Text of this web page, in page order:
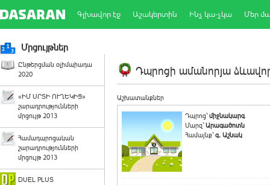
Գլխավոր էջ Աշակերտին Ինչ կա-չկա Մեր
Մրցույթներ
Ընթերցման օլիմպիադա
2020
«ԻՄ ՍՐՏԻ ՈՒՂԵԿԻՑ»
շարադրությունների
մրցույթ 2013
Համադպրոցական
շարադրությունների
մրցույթ 2013
DUEL PLUS
Դպրոցի ամանորյա
Աշխատանքներ
Դպրոց`միջնակարգ
Մարզ`Արագածոտն
Համայնք`գ. Աշնակ